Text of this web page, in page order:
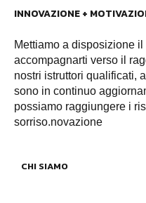
INNOVAZIONE +
Mettiamo a disposizione
accompagnarti verso il
nostri istruttori qualificati,
sono in continuo
possiamo raggiungere i
sorriso.novazione
CHI SIAMO